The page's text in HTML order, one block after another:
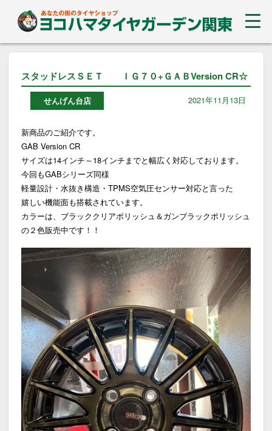
スタッドレスＳＥＴ ＩＧ７０+ＧＡＢVersion CR☆
せんげん台店 2021年11月13日
新商品のご紹介です。
GAB Version CR
サイズは14インチ～18インチまでと幅広く対応しております。
今回もGABシリーズ同様
軽量設計・水抜き構造・TPMS空気圧センサー対応と言った
嬉しい機能面も搭載されています。
カラーは、ブラッククリアポリッシュ＆ガンブラックポリッシュ
の２色販売中です！！